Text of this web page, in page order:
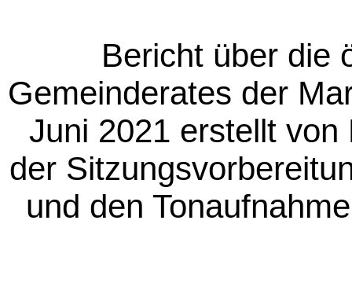
Bericht über die
Gemeinderates der
Juni 2021 erstellt
der
und den